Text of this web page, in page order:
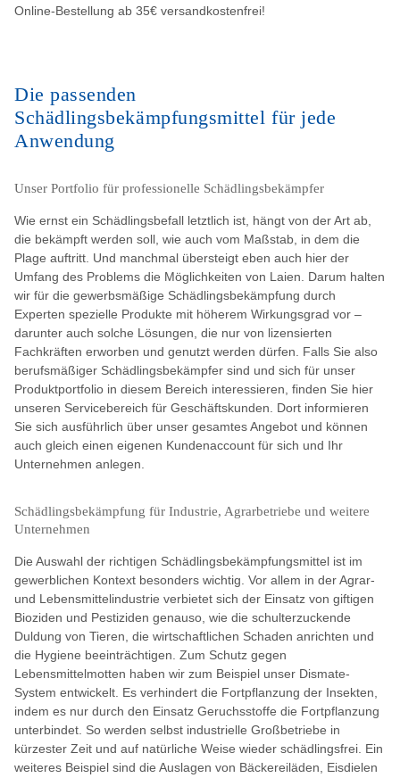
Online-Bestellung ab 35€ versandkostenfrei!
Die passenden
Schädlingsbekämpfungsmittel für jede
Anwendung
Unser Portfolio für professionelle Schädlingsbekämpfer
Wie ernst ein Schädlingsbefall letztlich ist, hängt von der Art ab,
die bekämpft werden soll, wie auch vom Maßstab, in dem die
Plage auftritt. Und manchmal übersteigt eben auch hier der
Umfang des Problems die Möglichkeiten von Laien. Darum halten
wir für die gewerbsmäßige Schädlingsbekämpfung durch
Experten spezielle Produkte mit höherem Wirkungsgrad vor –
darunter auch solche Lösungen, die nur von lizensierten
Fachkräften erworben und genutzt werden dürfen. Falls Sie also
berufsmäßiger Schädlingsbekämpfer sind und sich für unser
Produktportfolio in diesem Bereich interessieren, finden Sie hier
unseren Servicebereich für Geschäftskunden. Dort informieren
Sie sich ausführlich über unser gesamtes Angebot und können
auch gleich einen eigenen Kundenaccount für sich und Ihr
Unternehmen anlegen.
Schädlingsbekämpfung für Industrie, Agrarbetriebe und weitere
Unternehmen
Die Auswahl der richtigen Schädlingsbekämpfungsmittel ist im
gewerblichen Kontext besonders wichtig. Vor allem in der Agrar-
und Lebensmittelindustrie verbietet sich der Einsatz von giftigen
Bioziden und Pestiziden genauso, wie die schulterzuckende
Duldung von Tieren, die wirtschaftlichen Schaden anrichten und
die Hygiene beeinträchtigen. Zum Schutz gegen
Lebensmittelmotten haben wir zum Beispiel unser Dismate-
System entwickelt. Es verhindert die Fortpflanzung der Insekten,
indem es nur durch den Einsatz Geruchsstoffe die Fortpflanzung
unterbindet. So werden selbst industrielle Großbetriebe in
kürzester Zeit und auf natürliche Weise wieder schädlingsfrei. Ein
weiteres Beispiel sind die Auslagen von Bäckereiläden, Eisdielen